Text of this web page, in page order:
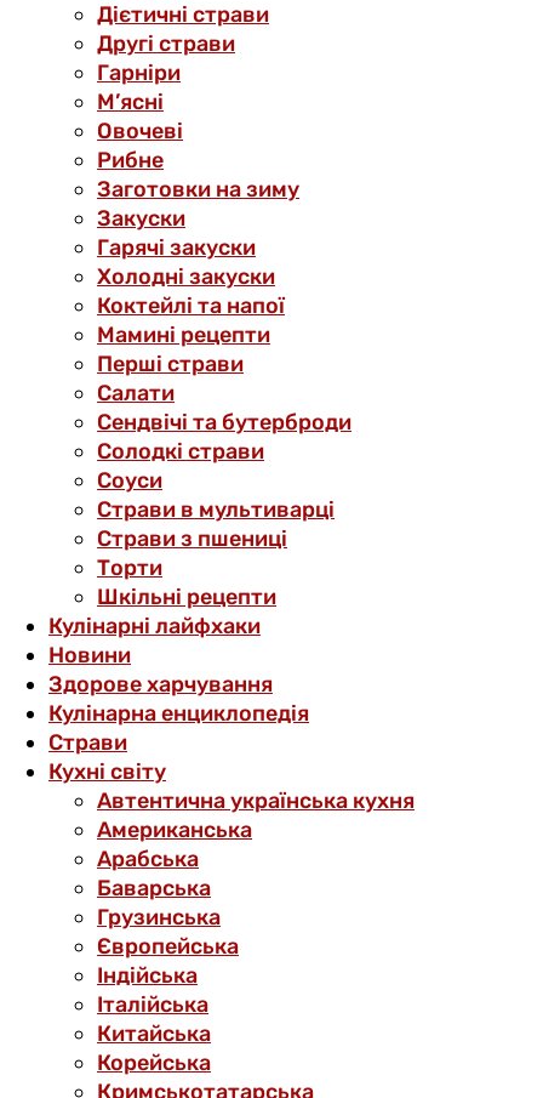
Дієтичні страви
Другі страви
Гарніри
М’ясні
Овочеві
Рибне
Заготовки на зиму
Закуски
Гарячі закуски
Холодні закуски
Коктейлі та напої
Мамині рецепти
Перші страви
Салати
Сендвічі та бутерброди
Солодкі страви
Соуси
Страви в мультиварці
Страви з пшениці
Торти
Шкільні рецепти
Кулінарні лайфхаки
Новини
Здорове харчування
Кулінарна енциклопедія
Страви
Кухні світу
Автентична українська кухня
Американська
Арабська
Баварська
Грузинська
Європейська
Індійська
Італійська
Китайська
Корейська
Кримськотатарська